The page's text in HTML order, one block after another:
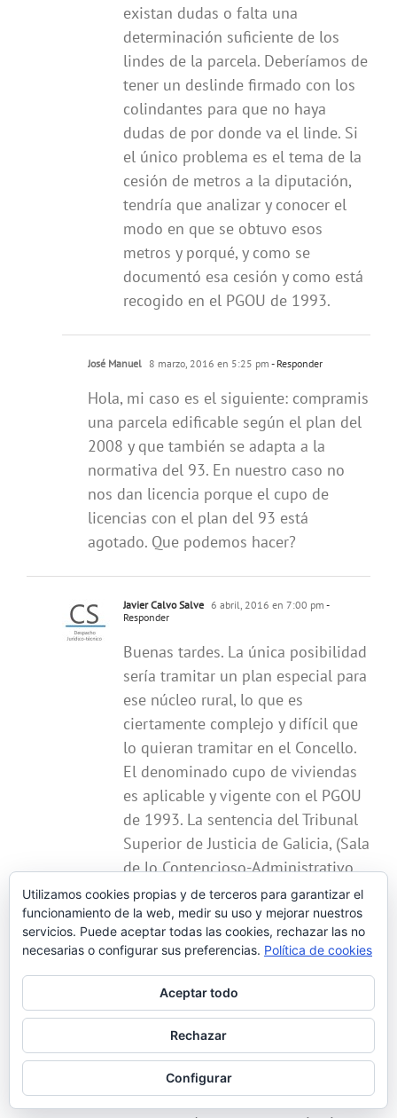
existan dudas o falta una
determinación suficiente de los
lindes de la parcela. Deberíamos de
tener un deslinde firmado con los
colindantes para que no haya
dudas de por donde va el linde. Si
el único problema es el tema de la
cesión de metros a la diputación,
tendría que analizar y conocer el
modo en que se obtuvo esos
metros y porqué, y como se
documentó esa cesión y como está
recogido en el PGOU de 1993.
José Manuel 8 marzo, 2016 en 5:25 pm - Responder
Hola, mi caso es el siguiente: compramis
una parcela edificable según el plan del
2008 y que también se adapta a la
normativa del 93. En nuestro caso no
nos dan licencia porque el cupo de
licencias con el plan del 93 está
agotado. Que podemos hacer?
Javier Calvo Salve 6 abril, 2016 en 7:00 pm -
Responder
Buenas tardes. La única posibilidad
sería tramitar un plan especial para
ese núcleo rural, lo que es
ciertamente complejo y difícil que
lo quieran tramitar en el Concello.
El denominado cupo de viviendas
es aplicable y vigente con el PGOU
de 1993. La sentencia del Tribunal
Superior de Justicia de Galicia, (Sala
de lo Contencioso-Administrativo,
Sección2ª) Sentencia núm.
1261/2010 de 9 diciembre, citando
otra anterior deja claro que,
superados dos de los indicadores
de las fichas de núcleo rural del
PGOU de 1993 de Vigo, sólo se
podría edificar con un plan especial
de mejora del medio.
La nueva Ley 2/2016 tampoco
Utilizamos cookies propias y de terceros para garantizar el
funcionamiento de la web, medir su uso y mejorar nuestros
servicios. Puede aceptar todas las cookies, rechazar las no
necesarias o configurar sus preferencias. Política de cookies
Aceptar todo
Rechazar
Configurar